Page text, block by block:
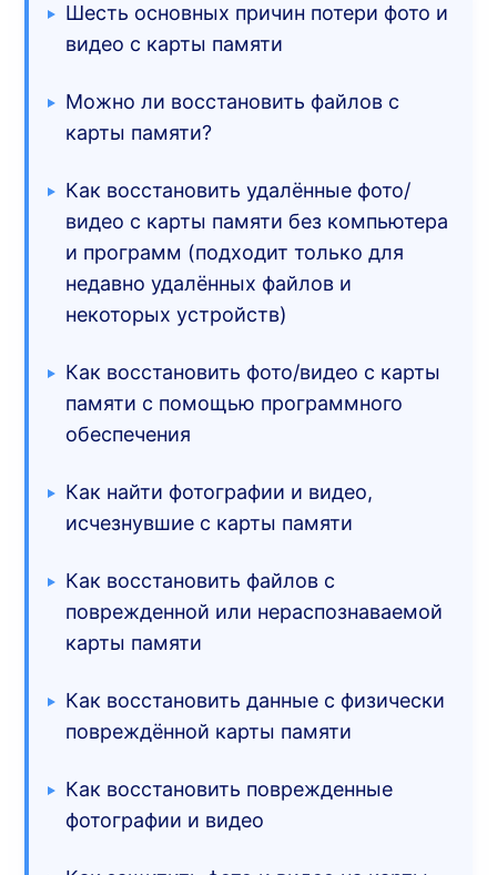
Шесть основных причин потери фото и
видео с карты памяти
Можно ли восстановить файлов с
карты памяти?
Как восстановить удалённые фото/
видео с карты памяти без компьютера
и программ (подходит только для
недавно удалённых файлов и
некоторых устройств)
Как восстановить фото/видео с карты
памяти с помощью программного
обеспечения
Как найти фотографии и видео,
исчезнувшие с карты памяти
Как восстановить файлов с
поврежденной или нераспознаваемой
карты памяти
Как восстановить данные с физически
повреждённой карты памяти
Как восстановить поврежденные
фотографии и видео